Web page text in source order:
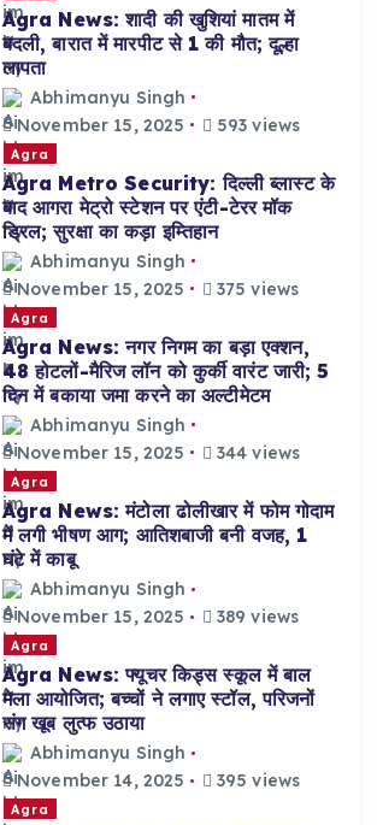
Agra News: शादी की खुशियां मातम में
बदली, बारात में मारपीट से 1 की मौत; दूल्हा
लापता
Abhimanyu Singh
November 15, 2025
593 views
Agra
Agra Metro Security: दिल्ली ब्लास्ट के
बाद आगरा मेट्रो स्टेशन पर एंटी-टेरर मॉक
ड्रिल; सुरक्षा का कड़ा इम्तिहान
Abhimanyu Singh
November 15, 2025
375 views
Agra
Agra News: नगर निगम का बड़ा एक्शन,
48 होटलों-मैरिज लॉन को कुर्की वारंट जारी; 5
दिन में बकाया जमा करने का अल्टीमेटम
Abhimanyu Singh
November 15, 2025
344 views
Agra
Agra News: मंटोला ढोलीखार में फोम गोदाम
में लगी भीषण आग; आतिशबाजी बनी वजह, 1
घंटे में काबू
Abhimanyu Singh
November 15, 2025
389 views
Agra
Agra News: फ्यूचर किड्स स्कूल में बाल
मेला आयोजित; बच्चों ने लगाए स्टॉल, परिजनों
संग खूब लुत्फ उठाया
Abhimanyu Singh
November 14, 2025
395 views
Agra